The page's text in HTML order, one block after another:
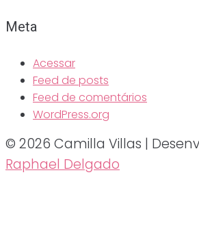
Meta
Acessar
Feed de posts
Feed de comentários
WordPress.org
© 2026 Camilla Villas |
Raphael Delgado